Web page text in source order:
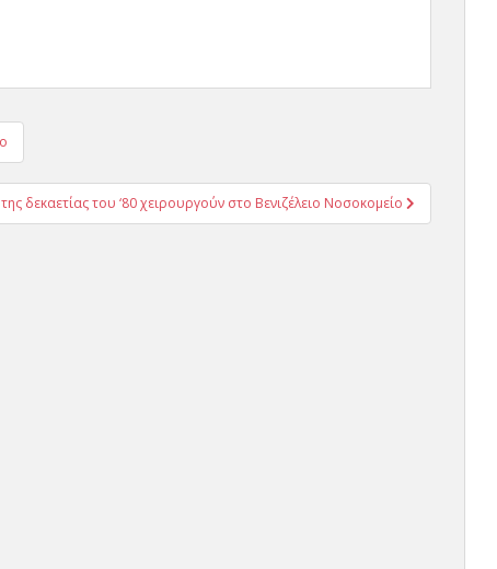
δεκαετίας του ‘80 χειρουργούν στο Βενιζέλειο Νοσοκομείο